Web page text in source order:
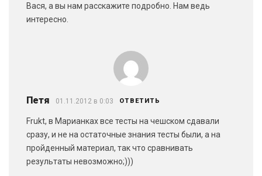
Вася, а вы нам расскажите подробно. Нам ведь
интересно.
Петя 01.11.2012 в 0:03 ОТВЕТИТЬ
Frukt, в Марианках все тесты на чешском сдавали
сразу, и не на остаточные знания тесты были, а на
пройденный материал, так что сравнивать
результаты невозможно;)))